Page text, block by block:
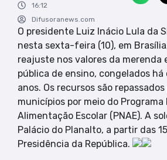
16:12
Difusoranews.com
O presidente Luiz Inácio Lula da
nesta sexta-feira (10), em
reajuste nos valores da merenda
pública de ensino, congelados há
anos. Os recursos são
municípios por meio do Programa
Alimentação Escolar (PNAE). A
Palácio do Planalto, a partir das
Presidência da República.